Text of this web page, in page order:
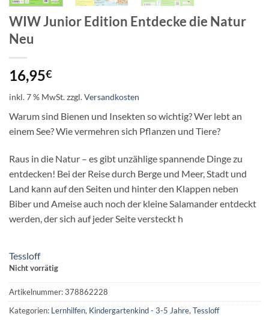
WIW Junior Edition Entdecke die Natur
Neu
16,95€
inkl. 7 % MwSt.zzgl.Versandkosten
Warum sind Bienen und Insekten so wichtig? Wer lebt an
einem See? Wie vermehren sich Pflanzen und Tiere?
Raus in die Natur – es gibt unzählige spannende Dinge zu
entdecken! Bei der Reise durch Berge und Meer, Stadt und
Land kann auf den Seiten und hinter den Klappen neben
Biber und Ameise auch noch der kleine Salamander entdeckt
werden, der sich auf jeder Seite versteckt h
Tessloff
Nicht vorrätig
Artikelnummer:378862228
Kategorien: Lernhilfen, Kindergartenkind - 3-5 Jahre, Tessloff